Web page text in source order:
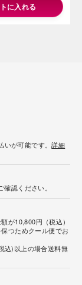
に入れる
いが可能です。詳細
確認ください。
が10,800円（税込）
つためクール便でお
込)以上の場合送料無